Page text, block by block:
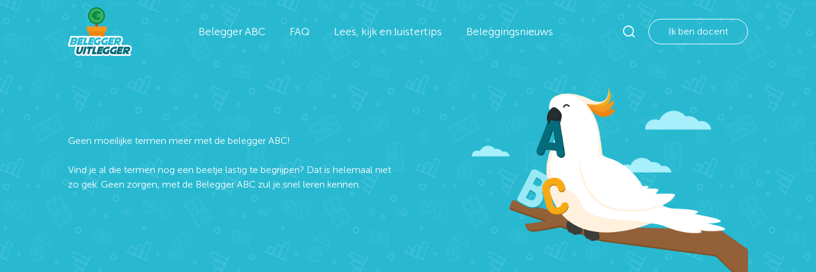
Belegger ABC FAQ Lees, kijk en luistertips Beleggingsnieuws Ik ben docent
Geen moeilijke termen meer met de belegger ABC!
Vind je al die termen nog een beetje lastig te begrijpen? Dat is helemaal niet
zo gek. Geen zorgen, met de Belegger ABC zul je snel leren kennen.